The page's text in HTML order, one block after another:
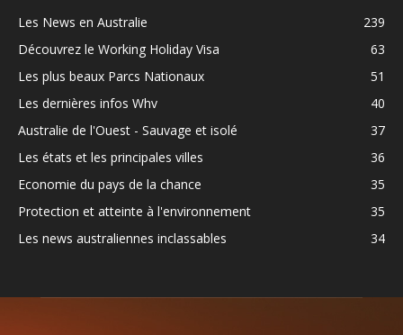
Les News en Australie
239
Découvrez le Working Holiday Visa
63
Les plus beaux Parcs Nationaux
51
Les dernières infos Whv
40
Australie de l'Ouest - Sauvage et isolé
37
Les états et les principales villes
36
Economie du pays de la chance
35
Protection et atteinte à l'environnement
35
Les news australiennes inclassables
34